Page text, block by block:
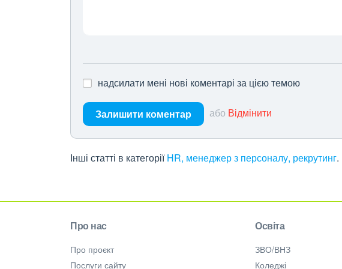
надсилати мені нові коментарі за цією темою
Залишити коментар або Відмінити
Інші статті в категорії HR, менеджер з персоналу, рекрутинг
Про нас
Про проєкт
Послуги сайту
Освіта
ЗВО/ВНЗ
Коледжі